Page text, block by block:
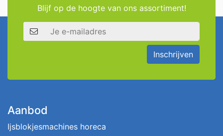
Blijf op de hoogte van ons assortiment!
E-mailadres
Inschrijven
Aanbod
Ijsblokjesmachines horeca